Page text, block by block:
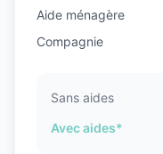
Aide ménagère
Compagnie
Sans aides
Avec aides*